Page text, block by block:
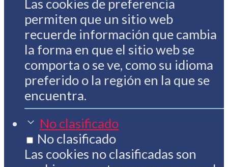
Las cookies de preferencia
permiten que un sitio web
recuerde información que cambia
la forma en que el sitio web se
comporta o se ve, como su idioma
preferido o la región en la que se
encuentra.
No clasificado
No clasificado
Las cookies no clasificadas son